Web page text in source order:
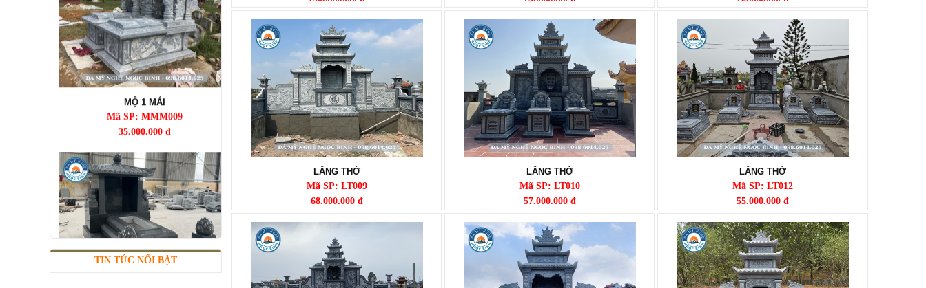
MỘ 1 MÁI
35.000.000 đ
TIN TỨC NỔI BẬT
LĂNG THỜ
Mã SP: LT009
68.000.000 đ
LĂNG THỜ
Mã SP: LT010
57.000.000 đ
LĂNG THỜ
Mã SP: LT012
55.000.000 đ